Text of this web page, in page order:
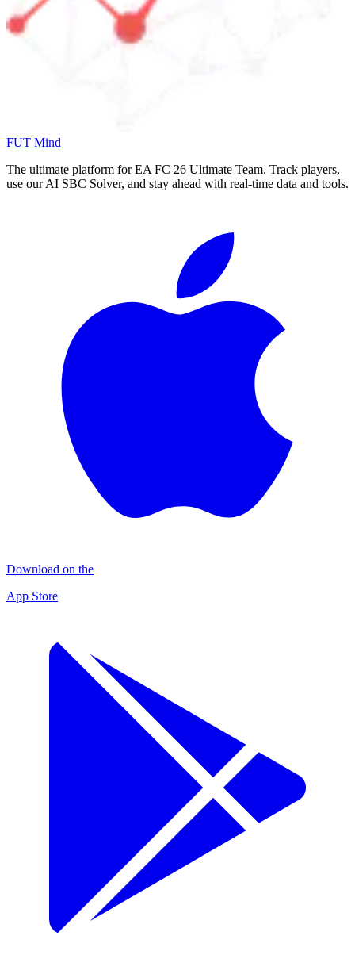
FUT Mind
The ultimate platform for EA FC 26 Ultimate Team. Track players,
use our AI SBC Solver, and stay ahead with real-time data and tools.
Download on the
App Store